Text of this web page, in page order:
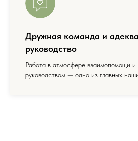
Дружная команда и
руководство
Работа в атмосфере взаимопомощи
руководством — одно из главных